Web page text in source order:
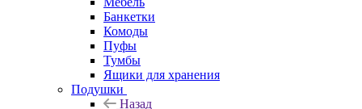
Банкетки
Комоды
Пуфы
Тумбы
Ящики для хранения
Подушки
Назад